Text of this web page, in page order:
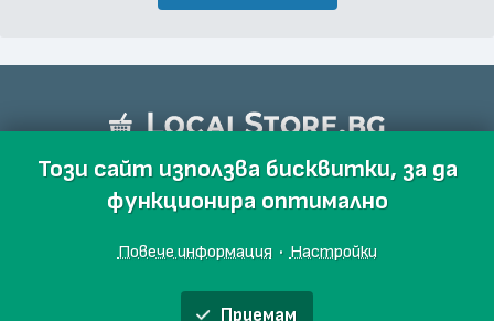
Този сайт използва бисквитки, за да
функционира оптимално
Повече информация · Настройки
Приемам